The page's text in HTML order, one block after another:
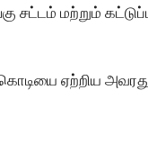
மற்றும்
ஏற்றிய